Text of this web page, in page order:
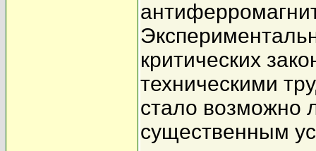
критических
техническими
стало возможно
существенным